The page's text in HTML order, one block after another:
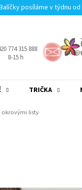
posíláme v týdnu
774 315 888
8-15 h
TRIČKA
okrovými listy